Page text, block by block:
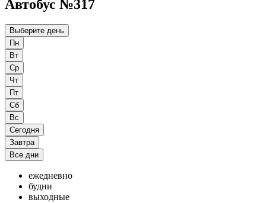
Автобус №317
Выберите день
Пн
Вт
Ср
Чт
Пт
Сб
Вс
Сегодня
Завтра
Все дни
ежедневно
будни
выходные